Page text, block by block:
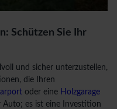
Schützen Sie Ihr
und sicher unterzustellen,
die Ihren
oder eine Holzgarage
es ist eine Investition